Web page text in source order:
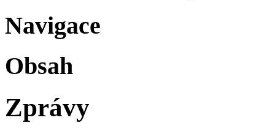
Navigace
Obsah
Zprávy